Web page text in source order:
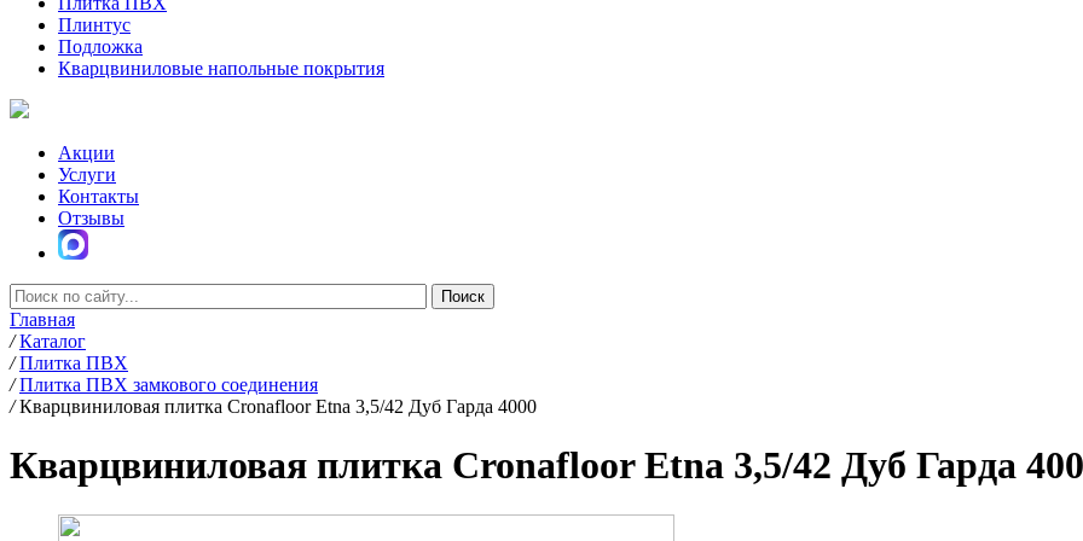
Плинтус
Подложка
Кварцвиниловые напольные покрытия
Акции
Услуги
Контакты
Отзывы
Главная
/ Каталог
/ Плитка ПВХ
/ Плитка ПВХ замкового соединения
/ Кварцвиниловая плитка Cronafloor Etna 3,5/42 Дуб Гарда 4000
Кварцвиниловая плитка Cronafloor Etna 3,5/42 Дуб Гарда